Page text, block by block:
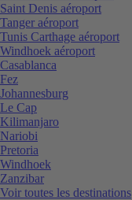
Saint Denis aéroport
Tanger aéroport
Tunis Carthage aéroport
Windhoek aéroport
Casablanca
Fez
Johannesburg
Le Cap
Kilimanjaro
Nariobi
Pretoria
Windhoek
Zanzibar
Voir toutes les destinations